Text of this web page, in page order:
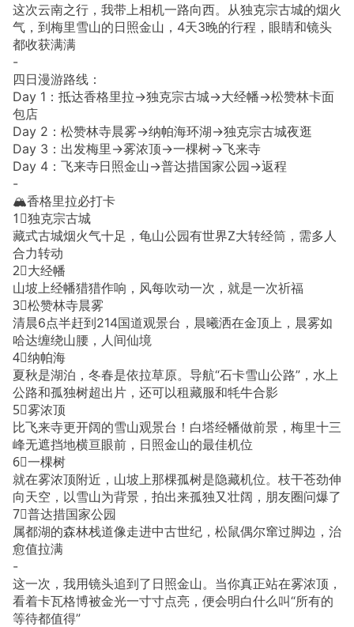
这次云南之行，我带上相机一路向西。从独克宗古城的烟火
气，到梅里雪山的日照金山，4天3晚的行程，眼睛和镜头
都收获满满
-
四日漫游路线：
Day 1：抵达香格里拉→独克宗古城→大经幡→松赞林卡面
包店
Day 2：松赞林寺晨雾→纳帕海环湖→独克宗古城夜逛
Day 3：出发梅里→雾浓顶→一棵树→飞来寺
Day 4：飞来寺日照金山→普达措国家公园→返程
-
🏔️香格里拉必打卡
1⃣️独克宗古城
藏式古城烟火气十足，龟山公园有世界Z大转经筒，需多人
合力转动
2⃣️大经幡
山坡上经幡猎猎作响，风每吹动一次，就是一次祈福
3⃣️松赞林寺晨雾
清晨6点半赶到214国道观景台，晨曦洒在金顶上，晨雾如
哈达缠绕山腰，人间仙境
4⃣️纳帕海
夏秋是湖泊，冬春是依拉草原。导航“石卡雪山公路”，水上
公路和孤独树超出片，还可以租藏服和牦牛合影
5⃣️雾浓顶
比飞来寺更开阔的雪山观景台！白塔经幡做前景，梅里十三
峰无遮挡地横亘眼前，日照金山的最佳机位
6⃣️一棵树
就在雾浓顶附近，山坡上那棵孤树是隐藏机位。枝干苍劲伸
向天空，以雪山为背景，拍出来孤独又壮阔，朋友圈问爆了
7⃣️普达措国家公园
属都湖的森林栈道像走进中古世纪，松鼠偶尔窜过脚边，治
愈值拉满
-
这一次，我用镜头追到了日照金山。当你真正站在雾浓顶，
看着卡瓦格博被金光一寸寸点亮，便会明白什么叫“所有的
等待都值得”